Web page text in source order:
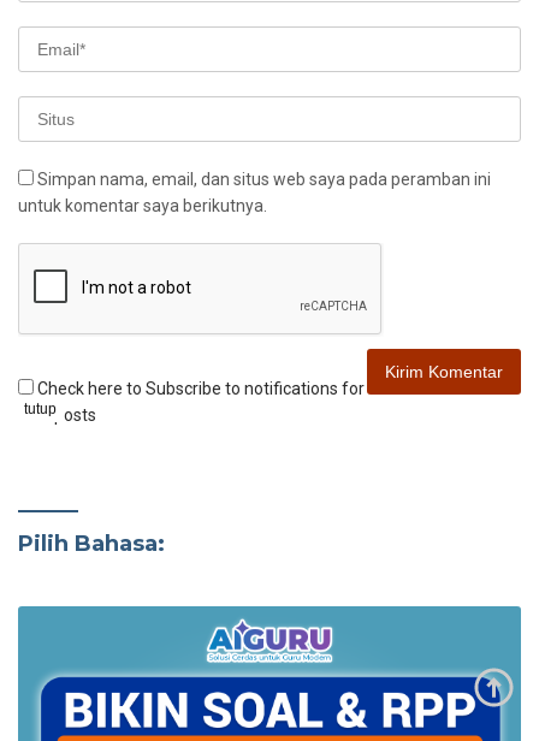
Simpan nama, email, dan situs web saya pada peramban ini
untuk komentar saya berikutnya.
Check here to Subscribe to notifications for
new posts
Pilih Bahasa:
tutup